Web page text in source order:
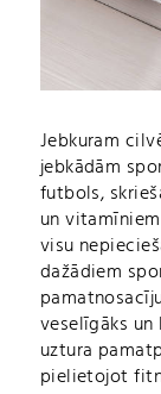
Jebkuram
jebkādām
futbols,
un
visu
dažādiem
veselīgāks
uztura
pielietojot